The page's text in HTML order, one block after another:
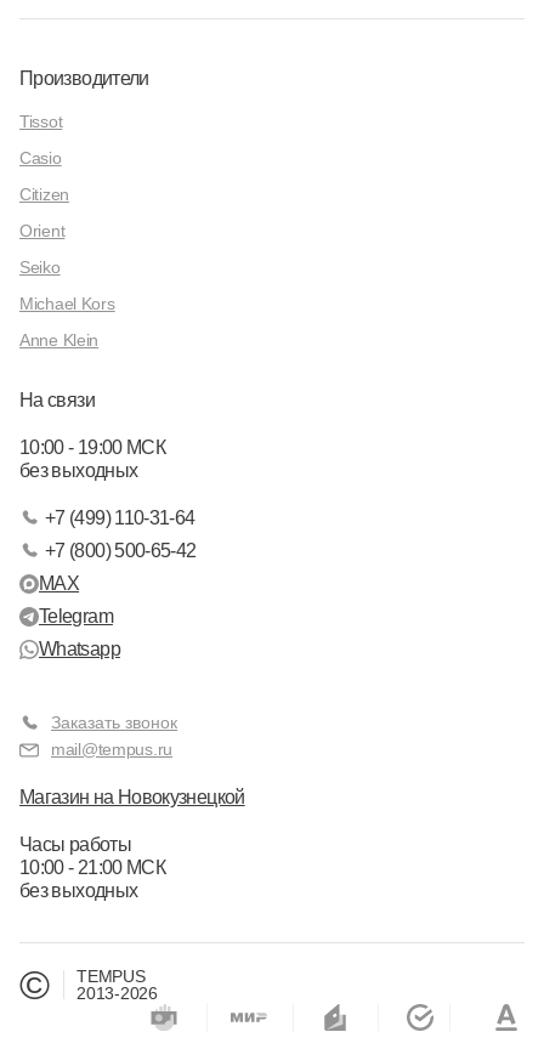
Производители
Tissot
Casio
Citizen
Orient
Seiko
Michael Kors
Anne Klein
На связи
10:00 - 19:00 МСК
без выходных
+7 (499) 110-31-64
+7 (800) 500-65-42
MAX
Telegram
Whatsapp
Заказать звонок
mail@tempus.ru
Магазин на Новокузнецкой
Часы работы
10:00 - 21:00 МСК
без выходных
©
TEMPUS
2013-2026